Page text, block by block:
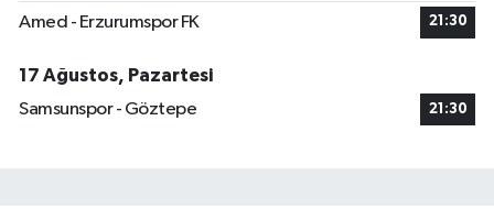
Amed - Erzurumspor FK 21:30
17 Ağustos, Pazartesi
Samsunspor - Göztepe
21:30